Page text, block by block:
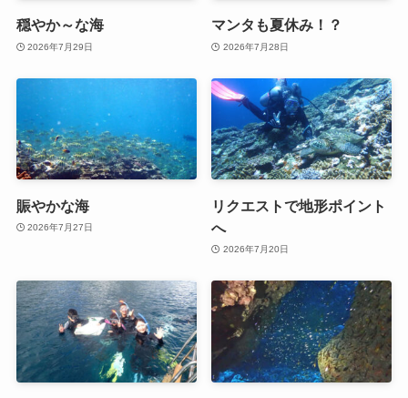
穏やか～な海
2026年7月29日
マンタも夏休み！？
2026年7月28日
賑やかな海
2026年7月27日
リクエストで地形ポイント
へ
2026年7月20日